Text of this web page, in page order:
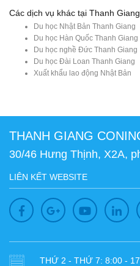
Các dịch vụ khác tại Thanh Giang
Du học Nhật Bản Thanh Giang
Du học Hàn Quốc Thanh Giang
Du học nghề Đức Thanh Giang
Du học Đài Loan Thanh Giang
Xuất khẩu lao động Nhật Bản
THANH GIANG
30/46 Hưng Thịnh, X2A,
LIÊN KẾT WEBSITE
THỨ 2 - THỨ 7: 8:00 -